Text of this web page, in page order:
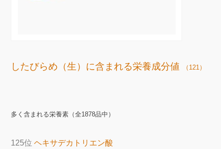
したびらめ（生）に含まれる栄養成分値 （121）
多く含まれる栄養素（全1878品中）
125位ヘキサデカトリエン酸